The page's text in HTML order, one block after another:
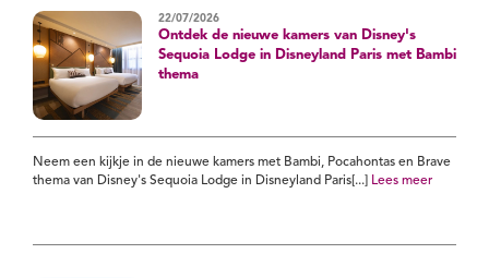
22/07/2026
Ontdek de nieuwe kamers van Disney's
Sequoia Lodge in Disneyland Paris met Bambi
thema
Neem een kijkje in de nieuwe kamers met Bambi, Pocahontas en Brave
thema van Disney's Sequoia Lodge in Disneyland Paris[...]
Lees meer